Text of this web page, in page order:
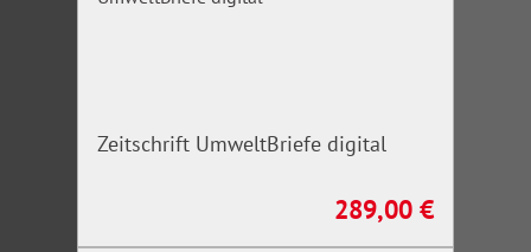
Zeitschrift UmweltBriefe digital
Regulärer Preis:
289,00 €